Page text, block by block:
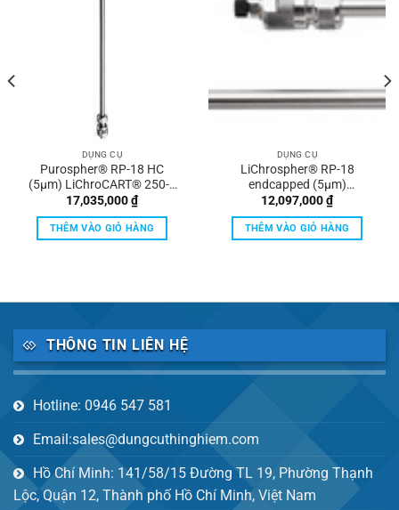
DỤNG CỤ
Purospher® RP-18 HC
(5µm) LiChroCART® 250-4
HPLC cartridge Merck
17,035,000₫
THÊM VÀO GIỎ HÀNG
DỤNG CỤ
LiChrospher® RP-18
endcapped (5µm)
LiChroCART® 150-4.6 HPLC
cartridge Merck
12,097,000₫
THÊM VÀO GIỎ HÀNG
THÔNG TIN LIÊN HỆ
Hotline: 0946 547 581
Email:sales@dungcuthinghiem.com
Hồ Chí Minh: 141/58/15 Đường TL 19, Phường Thạnh
Lộc, Quận 12, Thành phố Hồ Chí Minh, Việt Nam